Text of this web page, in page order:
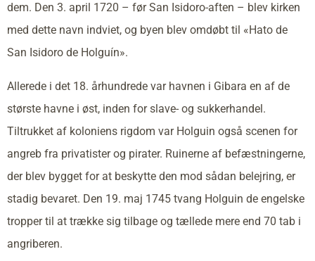
dem. Den 3. april 1720 – før San Isidoro-aften – blev kirken
med dette navn indviet, og byen blev omdøbt til «Hato de
San Isidoro de Holguín».
Allerede i det 18. århundrede var havnen i Gibara en af de
største havne i øst, inden for slave- og sukkerhandel.
Tiltrukket af koloniens rigdom var Holguin også scenen for
angreb fra privatister og pirater. Ruinerne af befæstningerne,
der blev bygget for at beskytte den mod sådan belejring, er
stadig bevaret. Den 19. maj 1745 tvang Holguin de engelske
tropper til at trække sig tilbage og tællede mere end 70 tab i
angriberen.